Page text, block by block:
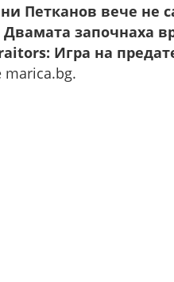
Петканов вече не
започнаха
Игра на